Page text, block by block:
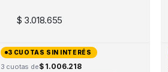
$ 3.018.655
3 CUOTAS SIN INTERÉS
3 cuotas de$ 1.006.218